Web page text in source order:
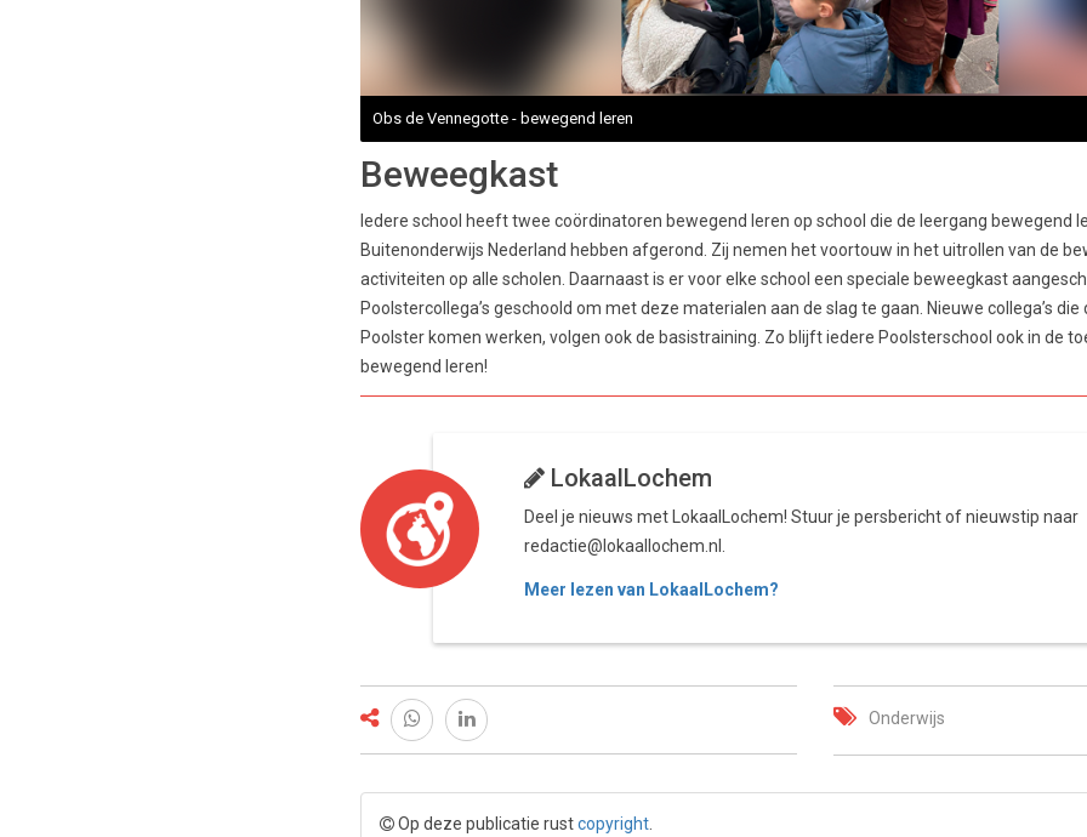
Obs de Vennegotte - bewegend leren
Beweegkast
Iedere school heeft twee coördinatoren bewegend leren op school die de leergang bewegend
Buitenonderwijs Nederland hebben afgerond. Zij nemen het voortouw in het uitrollen van de
activiteiten op alle scholen. Daarnaast is er voor elke school een speciale beweegkast
Poolstercollega’s geschoold om met deze materialen aan de slag te gaan. Nieuwe collega’s
Poolster komen werken, volgen ook de basistraining. Zo blijft iedere Poolsterschool ook in de
bewegend leren!
LokaalLochem
Deel je nieuws met LokaalLochem! Stuur je persbericht of nieuwstip naar
redactie@lokaallochem.nl.
Meer lezen van LokaalLochem?
Onderwijs
Op deze publicatie rustcopyright